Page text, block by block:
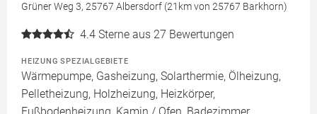
Grüner Weg 3, 25767 Albersdorf (21km von 25767 Barkhorn)
4.4 Sterne aus 27 Bewertungen
HEIZUNG SPEZIALGEBIETE
Wärmepumpe, Gasheizung, Solarthermie, Ölheizung,
Pelletheizung, Holzheizung, Heizkörper,